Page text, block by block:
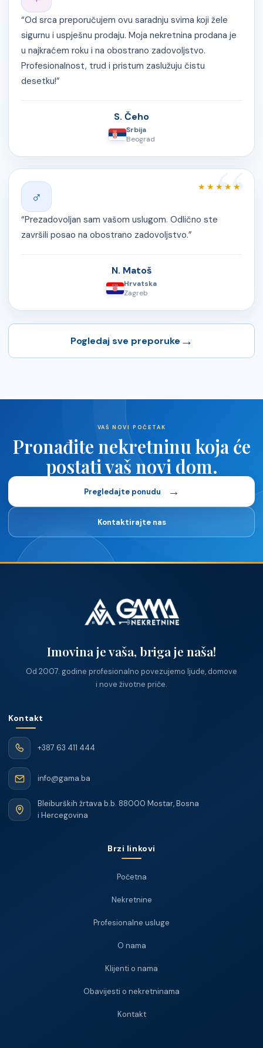
“Od srca preporučujem ovu saradnju svima koji žele
sigurnu i uspješnu prodaju. Moja nekretnina prodana je
u najkraćem roku i na obostrano zadovoljstvo.
Profesionalnost, trud i pristum zaslužuju čistu
desetku!”
S. Čeho
Srbija
Beograd
♂
★★★★★
“Prezadovoljan sam vašom uslugom. Odlično ste
završili posao na obostrano zadovoljstvo.”
N. Matoš
Hrvatska
Zagreb
Pogledaj sve preporuke →
VAŠ NOVI POČETAK
Pronađite nekretninu koja će
postati vaš novi dom.
Pregledajte ponudu →
Kontaktirajte nas
Imovina je vaša, briga je naša!
Od 2007. godine profesionalno povezujemo ljude, domove
i nove životne priče.
Kontakt
+387 63 411 444
info@gama.ba
Bleiburških žrtava b.b. 88000 Mostar, Bosna
i Hercegovina
Brzi linkovi
Početna
Nekretnine
Profesionalne usluge
O nama
Klijenti o nama
Obavijesti o nekretninama
Kontakt